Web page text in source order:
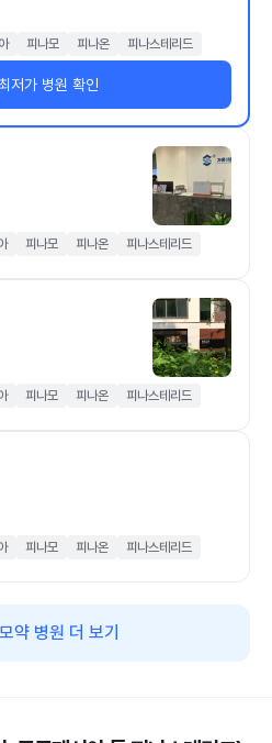
피나모 피나온 피나스테리드
저가 병원 확인
피나모 피나온 피나스테리드
피나모 피나온 피나스테리드
피나모 피나온 피나스테리드
약 병원 더 보기